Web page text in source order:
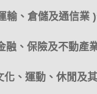
輸、倉儲及通信業
融、保險及不動產
、運動、休閒及